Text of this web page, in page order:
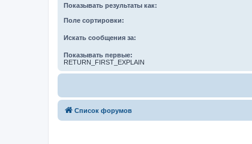
Показывать результаты как:
Поле сортировки:
Искать сообщения за:
Показывать первые:
RETURN_FIRST_EXPLAIN
Список форумов